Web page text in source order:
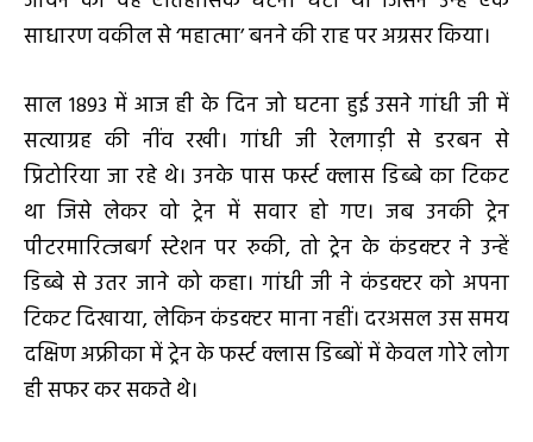
साधारण वकील से ‘महात्मा’ बनने की राह पर अग्रसर किया।
साल 1893 में आज ही के दिन जो घटना हुई उसने गांधी जी में
सत्याग्रह की नींव रखी। गांधी जी रेलगाड़ी से डरबन से
प्रिटोरिया जा रहे थे। उनके पास फर्स्ट क्लास डिब्बे का टिकट
था जिसे लेकर वो ट्रेन में सवार हो गए। जब उनकी ट्रेन
पीटरमारित्जबर्ग स्टेशन पर रुकी, तो ट्रेन के कंडक्टर ने उन्हें
डिब्बे से उतर जाने को कहा। गांधी जी ने कंडक्टर को अपना
टिकट दिखाया, लेकिन कंडक्टर माना नहीं। दरअसल उस समय
दक्षिण अफ्रीका में ट्रेन के फर्स्ट क्लास डिब्बों में केवल गोरे लोग
ही सफर कर सकते थे।